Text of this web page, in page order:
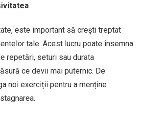
este important să crești treptat
tale. Acest lucru poate însemna
repetări, seturi sau durata
ce devii mai puternic. De
noi exerciții pentru a menține